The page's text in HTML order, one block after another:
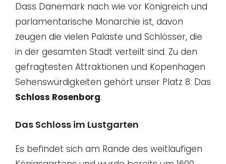
Dass Dänemark nach wie vor Königreich und
parlamentarische Monarchie ist, davon
zeugen die vielen Paläste und Schlösser, die
in der gesamten Stadt verteilt sind. Zu den
gefragtesten Attraktionen und Kopenhagen
Sehenswürdigkeiten gehört unser Platz 8: Das
Schloss Rosenborg.
Das Schloss im Lustgarten
Es befindet sich am Rande des weitläufigen